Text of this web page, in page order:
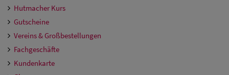
Hutmacher Kurs
Gutscheine
Vereins & Großbestellungen
Fachgeschäfte
Kundenkarte